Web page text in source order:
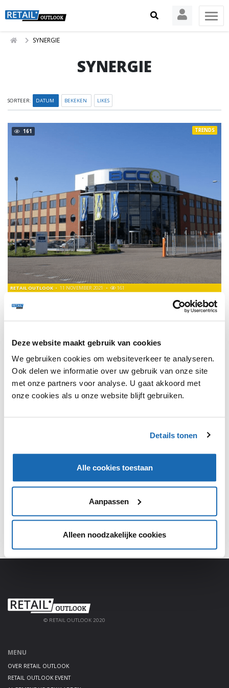
Deze website maakt gebruik van cookies
We gebruiken cookies om websiteverkeer te analyseren.
Ook delen we informatie over uw gebruik van onze site
met onze partners voor analyse. U gaat akkoord met
onze cookies als u onze website blijft gebruiken.
Details tonen
Alle cookies toestaan
Aanpassen
Alleen noodzakelijke cookies
SYNERGIE
SYNERGIE
SORTEER: DATUM BEKEKEN LIKES
161
BCC OPENT EERSTE SHOP-IN-SHOP IN BLOKKER FILIAAL
RETAIL OUTLOOK 11 NOVEMBER 2021 161
TRENDS
BCC opent op 11 november haar eerste shop-in-shop bij
1
SHARE, LEARN & CONNECT!
Meld je aan, deel jouw kennis en haal alles uit het
AANMELDEN
© RETAIL OUTLOOK 2020
MENU
OVER RETAIL OUTLOOK
RETAIL OUTLOOK EVENT